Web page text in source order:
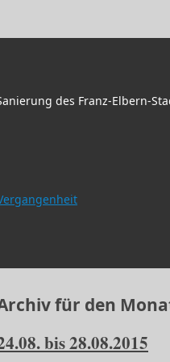
des Franz-Elbern-
für den
bis 28.08.2015